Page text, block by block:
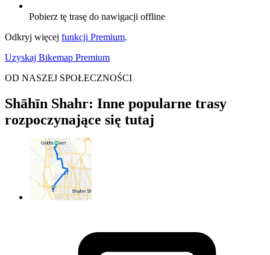
Pobierz tę trasę do nawigacji offline
Odkryj więcej funkcji Premium.
Uzyskaj Bikemap Premium
OD NASZEJ SPOŁECZNOŚCI
Shāhīn Shahr: Inne popularne trasy
rozpoczynające się tutaj